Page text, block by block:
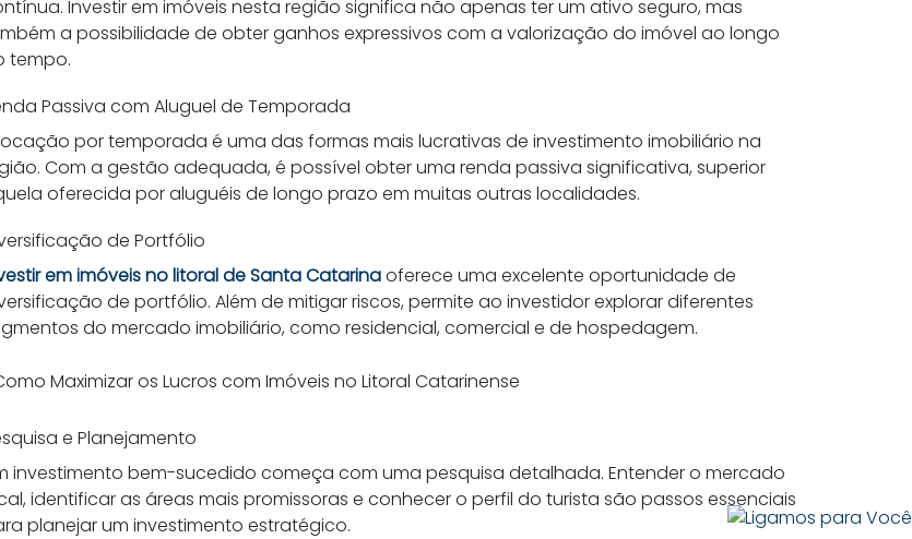
Investir em imóveis nesta região significa não apenas ter um ativo seguro, mas
a possibilidade de obter ganhos expressivos com a valorização do imóvel ao longo
tempo.
Passiva com Aluguel de Temporada
por temporada é uma das formas mais lucrativas de investimento imobiliário na
Com a gestão adequada, é possível obter uma renda passiva significativa, superior
oferecida por aluguéis de longo prazo em muitas outras localidades.
de Portfólio
em imóveis no litoral de Santa Catarinaoferece uma excelente oportunidade de
de portfólio. Além de mitigar riscos, permite ao investidor explorar diferentes
do mercado imobiliário, como residencial, comercial e de hospedagem.
Maximizar os Lucros com Imóveis no Litoral Catarinense
e Planejamento
investimento bem-sucedido começa com uma pesquisa detalhada. Entender o mercado
identificar as áreas mais promissoras e conhecer o perfil do turista são passos essenciais
planejar um investimento estratégico.